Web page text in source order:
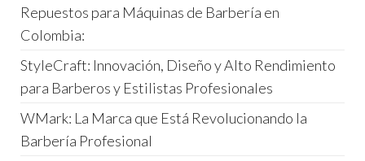
Repuestos para Máquinas de Barbería en
Colombia:
StyleCraft: Innovación, Diseño y Alto Rendimiento
para Barberos y Estilistas Profesionales
WMark: La Marca que Está Revolucionando la
Barbería Profesional